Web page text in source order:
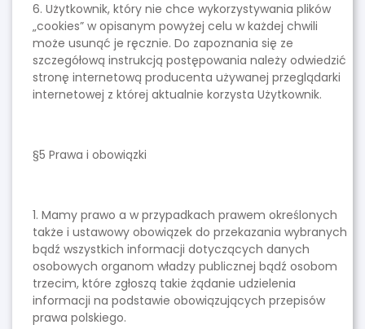
6. Użytkownik, który nie chce wykorzystywania plików
„cookies” w opisanym powyżej celu w każdej chwili
może usunąć je ręcznie. Do zapoznania się ze
szczegółową instrukcją postępowania należy odwiedzić
stronę internetową producenta używanej przeglądarki
internetowej z której aktualnie korzysta Użytkownik.
§5 Prawa i obowiązki
1. Mamy prawo a w przypadkach prawem określonych
także i ustawowy obowiązek do przekazania wybranych
bądź wszystkich informacji dotyczących danych
osobowych organom władzy publicznej bądź osobom
trzecim, które zgłoszą takie żądanie udzielenia
informacji na podstawie obowiązujących przepisów
prawa polskiego.